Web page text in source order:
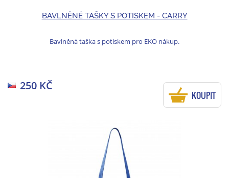
BAVLNĚNÉ TAŠKY S POTISKEM - CARRY
Bavlněná taška s potiskem pro EKO nákup.
250 KČ
KOUPIT